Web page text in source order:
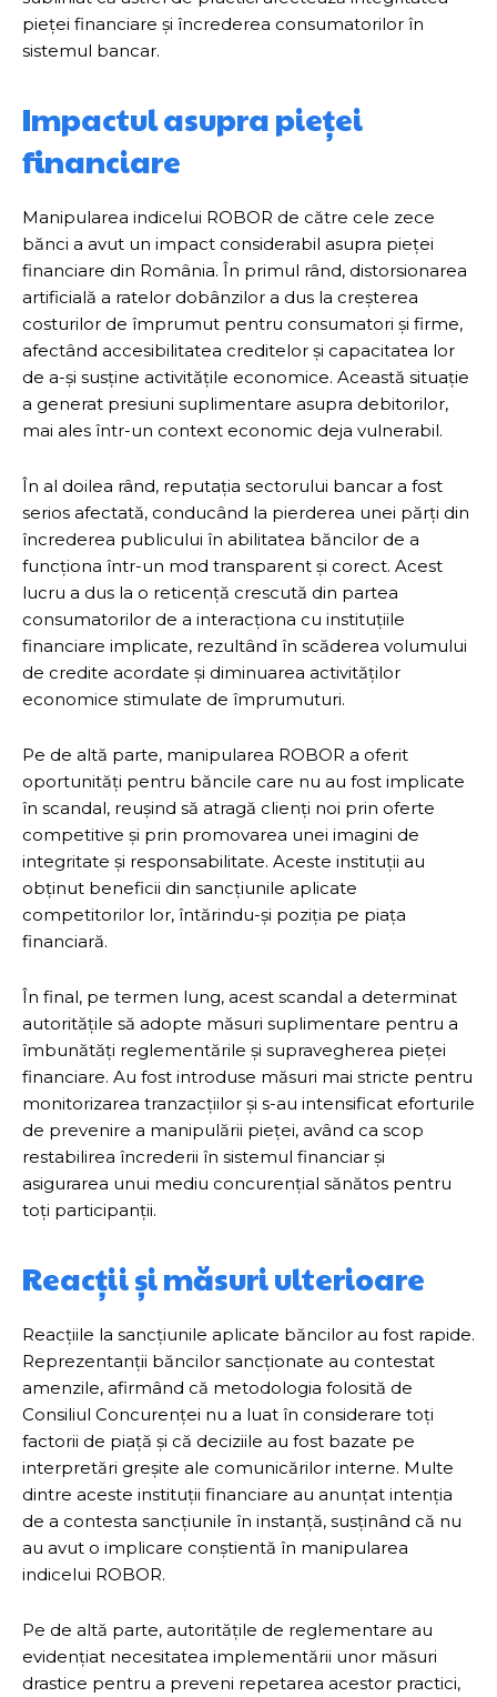
pieței financiare și încrederea consumatorilor în
sistemul bancar.
Impactul asupra pieței
financiare
Manipularea indicelui ROBOR de către cele zece
bănci a avut un impact considerabil asupra pieței
financiare din România. În primul rând, distorsionarea
artificială a ratelor dobânzilor a dus la creșterea
costurilor de împrumut pentru consumatori și firme,
afectând accesibilitatea creditelor și capacitatea lor
de a-și susține activitățile economice. Această situație
a generat presiuni suplimentare asupra debitorilor,
mai ales într-un context economic deja vulnerabil.
În al doilea rând, reputația sectorului bancar a fost
serios afectată, conducând la pierderea unei părți din
încrederea publicului în abilitatea băncilor de a
funcționa într-un mod transparent și corect. Acest
lucru a dus la o reticență crescută din partea
consumatorilor de a interacționa cu instituțiile
financiare implicate, rezultând în scăderea volumului
de credite acordate și diminuarea activităților
economice stimulate de împrumuturi.
Pe de altă parte, manipularea ROBOR a oferit
oportunități pentru băncile care nu au fost implicate
în scandal, reușind să atragă clienți noi prin oferte
competitive și prin promovarea unei imagini de
integritate și responsabilitate. Aceste instituții au
obținut beneficii din sancțiunile aplicate
competitorilor lor, întărindu-și poziția pe piața
financiară.
În final, pe termen lung, acest scandal a determinat
autoritățile să adopte măsuri suplimentare pentru a
îmbunătăți reglementările și supravegherea pieței
financiare. Au fost introduse măsuri mai stricte pentru
monitorizarea tranzacțiilor și s-au intensificat eforturile
de prevenire a manipulării pieței, având ca scop
restabilirea încrederii în sistemul financiar și
asigurarea unui mediu concurențial sănătos pentru
toți participanții.
Reacții și măsuri ulterioare
Reacțiile la sancțiunile aplicate băncilor au fost rapide.
Reprezentanții băncilor sancționate au contestat
amenzile, afirmând că metodologia folosită de
Consiliul Concurenței nu a luat în considerare toți
factorii de piață și că deciziile au fost bazate pe
interpretări greșite ale comunicărilor interne. Multe
dintre aceste instituții financiare au anunțat intenția
de a contesta sancțiunile în instanță, susținând că nu
au avut o implicare conștientă în manipularea
indicelui ROBOR.
Pe de altă parte, autoritățile de reglementare au
evidențiat necesitatea implementării unor măsuri
drastice pentru a preveni repetarea acestor practici,